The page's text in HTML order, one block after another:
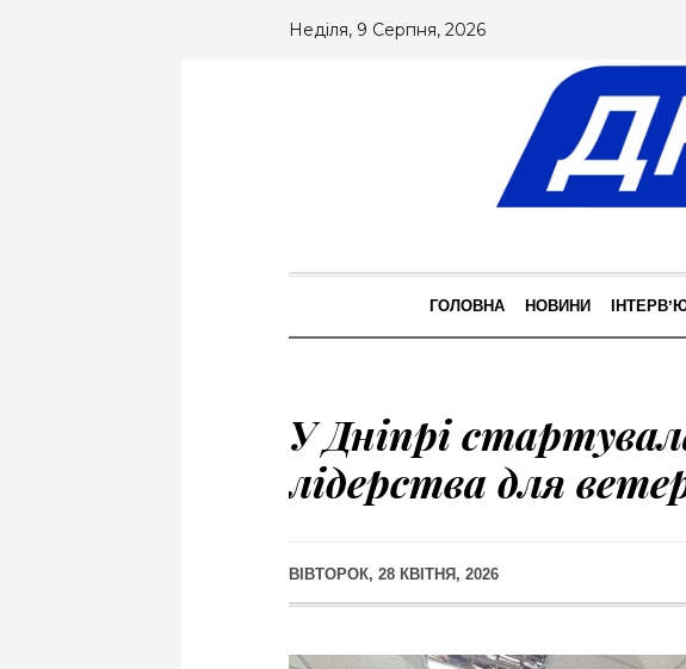
Неділя, 9 Серпня, 2026
ГОЛОВНА НОВИНИ
У Дніпрі
лідерства для
ВІВТОРОК, 28 КВІТНЯ, 2026